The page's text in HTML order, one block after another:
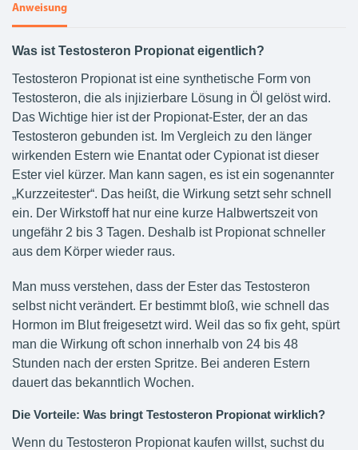
Anweisung
Was ist Testosteron Propionat eigentlich?
Testosteron Propionat ist eine synthetische Form von
Testosteron, die als injizierbare Lösung in Öl gelöst wird.
Das Wichtige hier ist der Propionat-Ester, der an das
Testosteron gebunden ist. Im Vergleich zu den länger
wirkenden Estern wie Enantat oder Cypionat ist dieser
Ester viel kürzer. Man kann sagen, es ist ein sogenannter
„Kurzzeitester“. Das heißt, die Wirkung setzt sehr schnell
ein. Der Wirkstoff hat nur eine kurze Halbwertszeit von
ungefähr 2 bis 3 Tagen. Deshalb ist Propionat schneller
aus dem Körper wieder raus.
Man muss verstehen, dass der Ester das Testosteron
selbst nicht verändert. Er bestimmt bloß, wie schnell das
Hormon im Blut freigesetzt wird. Weil das so fix geht, spürt
man die Wirkung oft schon innerhalb von 24 bis 48
Stunden nach der ersten Spritze. Bei anderen Estern
dauert das bekanntlich Wochen.
Die Vorteile: Was bringt Testosteron Propionat wirklich?
Wenn du Testosteron Propionat kaufen willst, suchst du